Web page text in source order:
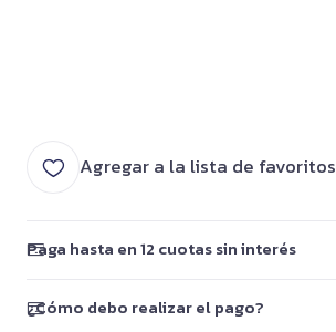
Agregar a la lista de favoritos
Paga hasta en 12 cuotas sin interés
¿Cómo debo realizar el pago?